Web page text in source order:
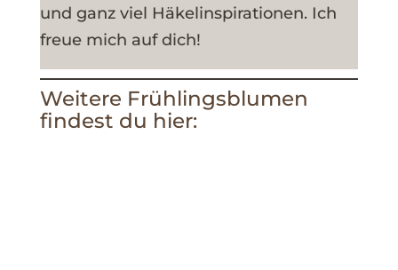
und ganz viel Häkelinspirationen. Ich
freue mich auf dich!
Weitere Frühlingsblumen
findest du hier: